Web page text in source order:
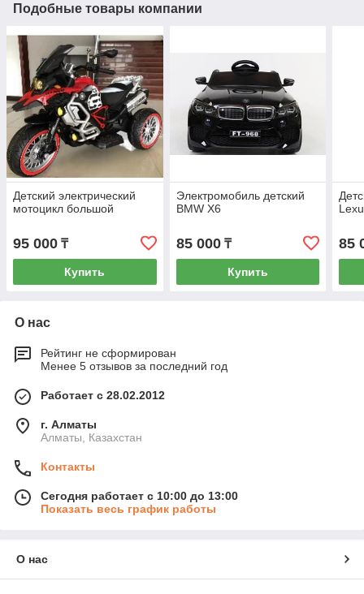
Подобные товары компании
Детский электрический
мотоцикл большой
95 000 ₸
Купить
Электромобиль детский
BMW X6
85 000₸
Купить
85
О нас
Рейтинг не сформирован
Менее 5 отзывов за последний год
Работает с 28.02.2012
г. Алматы
Алматы, Казахстан
Контакты
Сегодня работает с 10:00 до 13:00
Показать весь график работы
О нас